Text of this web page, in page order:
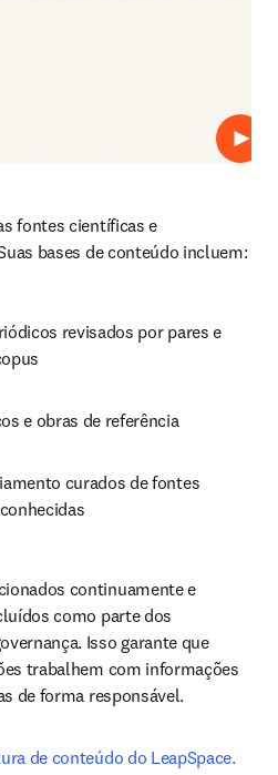
fontes científicas e
bases de conteúdo incluem:
revisados por pares e
e obras de referência
curados de fontes
continuamente e
como parte dos
Isso garante que
trabalhem com informações
de forma responsável.
de conteúdo do LeapSpace.